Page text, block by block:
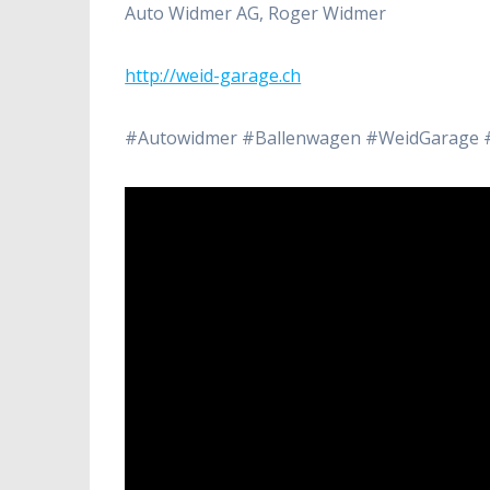
Auto Widmer AG, Roger Widmer
http://weid-garage.ch
#Autowidmer #Ballenwagen #WeidGarage